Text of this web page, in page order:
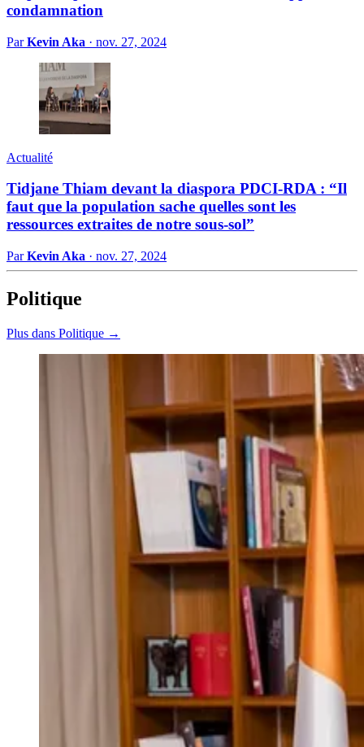
condamnation
ParKevin Aka · nov. 27, 2024
Actualité
Tidjane Thiam devant la diaspora PDCI-RDA : “Il
faut que la population sache quelles sont les
ressources extraites de notre sous-sol”
ParKevin Aka · nov. 27, 2024
Politique
Plus dans Politique →